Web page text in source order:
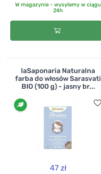
W magazynie - wysyłamy w ciągu
24h
laSaponaria Naturalna
farba do włosów Sarasvati
BIO (100 g) - jasny br...
47 zł